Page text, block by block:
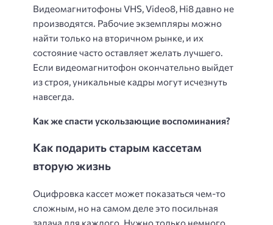
Видеомагнитофоны VHS, Video8, Hi8 давно не
производятся. Рабочие экземпляры можно
найти только на вторичном рынке, и их
состояние часто оставляет желать лучшего.
Если видеомагнитофон окончательно выйдет
из строя, уникальные кадры могут исчезнуть
навсегда.
Как же спасти ускользающие воспоминания?
Как подарить старым кассетам
вторую жизнь
Оцифровка кассет может показаться чем-то
сложным, но на самом деле это посильная
задача для каждого. Нужно только немного